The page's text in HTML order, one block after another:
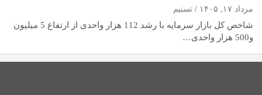
مرداد ۱۷, ۱۴۰۵ تسنیم
شاخص کل بازار سرمایه با رشد 112 هزار واحدی از ارتفاع 5 میلیون